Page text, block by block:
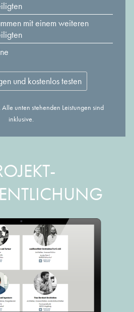
mit einem weiteren
und kostenlos testen
unten stehenden Leistungen sind
inklusive.